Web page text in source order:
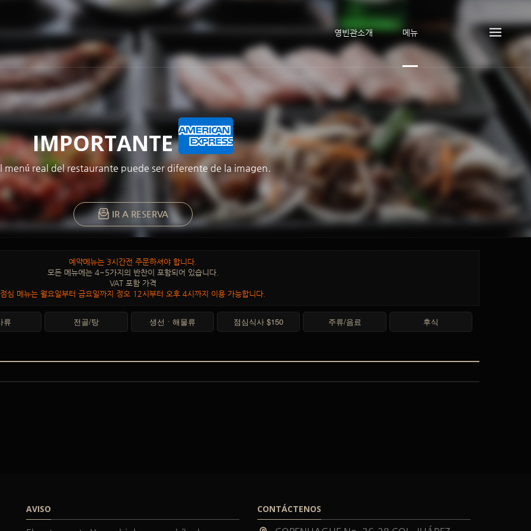
메뉴 건너뛰기
영빈관소개 메뉴
IMPORTANTE
menú real del restaurante puede ser diferente de la imagen.
IR A RESERVA
예약메뉴는 3시간전 주문하셔야 합니다.
모든 메뉴에는 4~5가지의 반찬이 포함되어 있습니다.
VAT 포함 가격
점심 메뉴는 월요일부터 금요일까지 정오 12시부터 오후 4시까지 이용 가능합니다.
류 전골/탕 생선ㆍ해물류 점심식사 $150 주류/음료 후식
AVISO CONTÁCTENOS